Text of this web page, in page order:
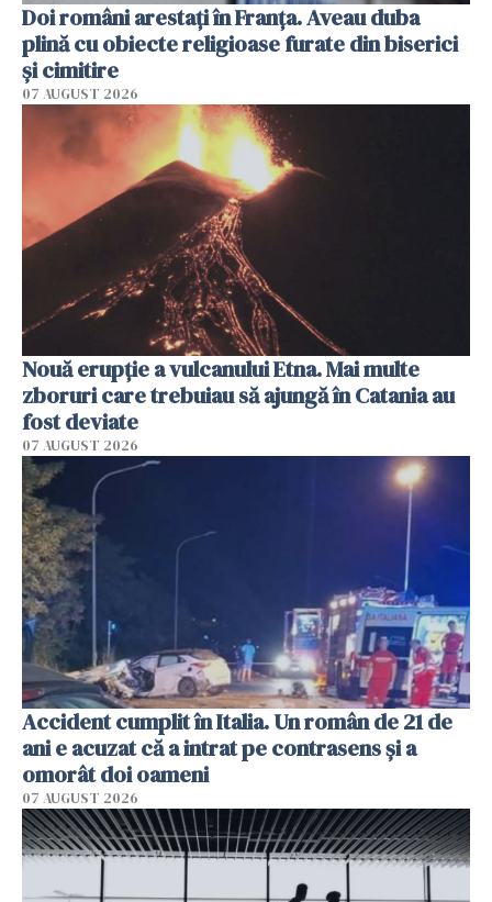
Doi români arestați în Franța. Aveau duba
plină cu obiecte religioase furate din biserici
și cimitire
07 AUGUST 2026
Nouă erupție a vulcanului Etna. Mai multe
zboruri care trebuiau să ajungă în Catania au
fost deviate
07 AUGUST 2026
Accident cumplit în Italia. Un român de 21 de
ani e acuzat că a intrat pe contrasens și a
omorât doi oameni
07 AUGUST 2026